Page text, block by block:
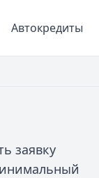
Автокредиты
заявку